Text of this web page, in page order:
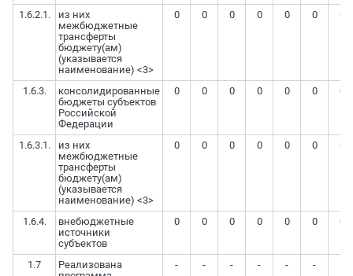
1.6.2.1.
из них
межбюджетные
трансферты
бюджету(ам)
(указывается
наименование) <3>
0 0 0 0 0 0 0
1.6.3.
консолидированные
бюджеты субъектов
Российской
Федерации
0 0 0 0 0 0 0
1.6.3.1.
из них
межбюджетные
трансферты
бюджету(ам)
(указывается
наименование) <3>
0 0 0 0 0 0 0
1.6.4.
внебюджетные
источники
субъектов
0 0 0 0 0 0 0
1.7
Реализована
- - - - - -